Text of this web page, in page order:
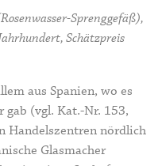
Sprenggefäß),
Schätzpreis
aus Spanien, wo es
gab (vgl. Kat.-Nr. 153,
Handelszentren nördlich
Glasmacher